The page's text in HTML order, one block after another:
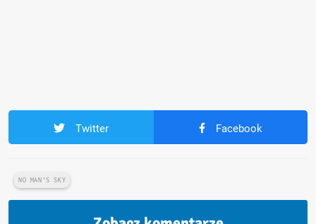
Twitter Facebook
NO MAN'S SKY